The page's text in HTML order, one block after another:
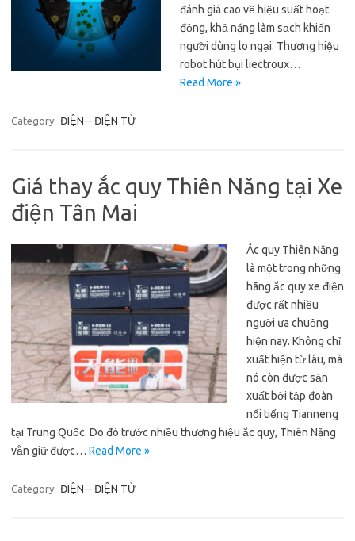
đánh giá cao về hiệu suất hoạt
động, khả năng làm sạch khiến
người dùng lo ngại. Thương hiệu
robot hút bụi liectroux…
Read More »
Category: ĐIỆN – ĐIỆN TỬ
Giá thay ắc quy Thiên Năng tại Xe
điện Tân Mai
Ắc quy Thiên Năng
là một trong những
hãng ắc quy xe điện
được rất nhiều
người ưa chuộng
hiện nay. Không chỉ
xuất hiện từ lâu, mà
nó còn được sản
xuất bởi tập đoàn
nổi tiếng Tianneng
tại Trung Quốc. Do đó trước nhiều thương hiệu ắc quy, Thiên Năng
vẫn giữ được… Read More »
Category: ĐIỆN – ĐIỆN TỬ